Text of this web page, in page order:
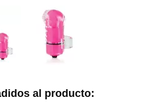
al producto: